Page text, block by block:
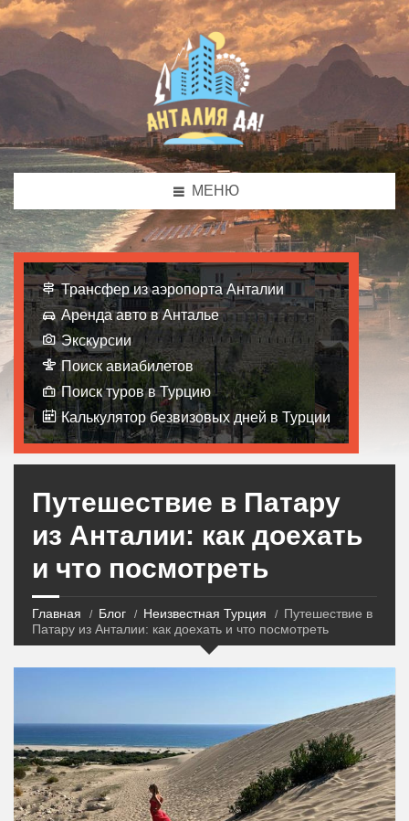
МЕНЮ
Трансфер из аэропорта Анталии
Аренда авто в Анталье
Экскурсии
Поиск авиабилетов
Поиск туров в Турцию
Калькулятор безвизовых дней в Турции
Путешествие в Патару
из Анталии: как доехать
и что посмотреть
Главная Блог Неизвестная Турция
Путешествие в
Патару из Анталии: как доехать и что посмотреть